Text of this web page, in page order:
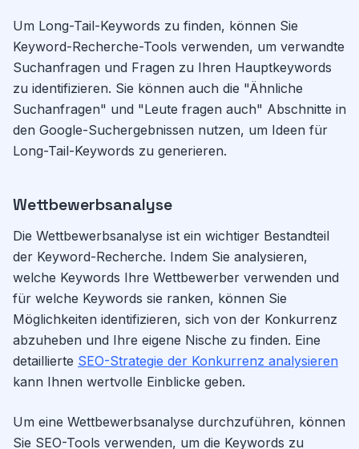
Um Long-Tail-Keywords zu finden, können Sie
Keyword-Recherche-Tools verwenden, um verwandte
Suchanfragen und Fragen zu Ihren Hauptkeywords
zu identifizieren. Sie können auch die "Ähnliche
Suchanfragen" und "Leute fragen auch" Abschnitte in
den Google-Suchergebnissen nutzen, um Ideen für
Long-Tail-Keywords zu generieren.
Wettbewerbsanalyse
Die Wettbewerbsanalyse ist ein wichtiger Bestandteil
der Keyword-Recherche. Indem Sie analysieren,
welche Keywords Ihre Wettbewerber verwenden und
für welche Keywords sie ranken, können Sie
Möglichkeiten identifizieren, sich von der Konkurrenz
abzuheben und Ihre eigene Nische zu finden. Eine
detaillierte SEO-Strategie der Konkurrenz analysieren
kann Ihnen wertvolle Einblicke geben.
Um eine Wettbewerbsanalyse durchzuführen, können
Sie SEO-Tools verwenden, um die Keywords zu